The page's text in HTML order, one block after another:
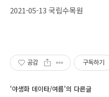
2021-05-13 국립수목원
공감 구독하기
'야생화 데이타/여름'의 다른글